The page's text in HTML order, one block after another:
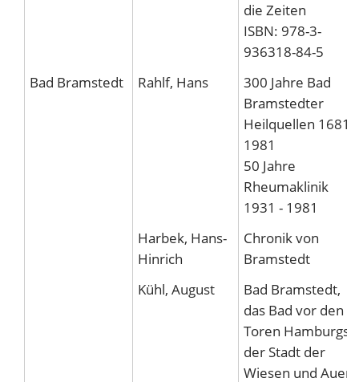
die Zeiten
ISBN: 978-3-
936318-84-5
Bad Bramstedt
Rahlf, Hans
300 Jahre Bad
Bramstedter
Heilquellen 1681 -
1981
50 Jahre
Rheumaklinik
1931 - 1981
Harbek, Hans-
Hinrich
Chronik von
Bramstedt
Kühl, August
Bad Bramstedt,
das Bad vor den
Toren Hamburgs,
der Stadt der
Wiesen und Auen